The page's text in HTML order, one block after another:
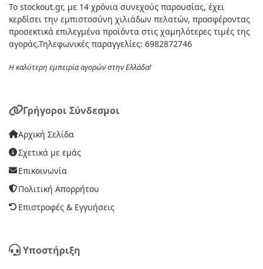
Το stockout.gr, με 14 χρόνια συνεχούς παρουσίας, έχει
κερδίσει την εμπιστοσύνη χιλιάδων πελατών, προσφέροντας
προσεκτικά επιλεγμένα προϊόντα στις χαμηλότερες τιμές της
αγοράς.Τηλεφωνικές παραγγελίες: 6982872746
Η καλύτερη εμπειρία αγορών στην Ελλάδα!
Γρήγοροι Σύνδεσμοι
Αρχική Σελίδα
Σχετικά με εμάς
Επικοινωνία
Πολιτική Απορρήτου
Επιστροφές & Εγγυήσεις
Υποστήριξη